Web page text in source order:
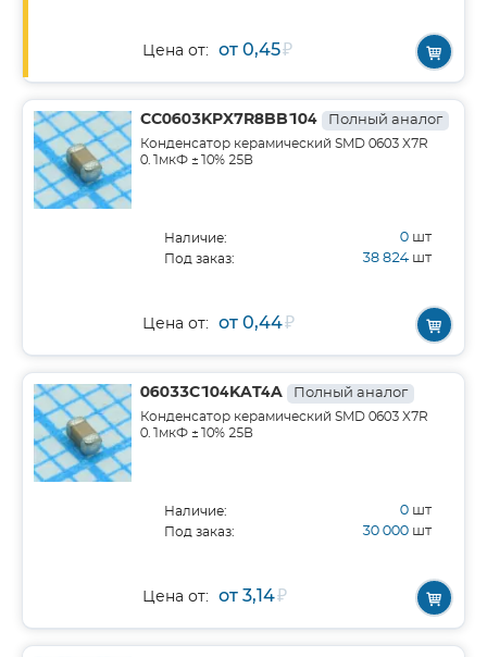
Цена от: от 0,45₽
CC0603KPX7R8BB104 Полный аналог
Конденсатор керамический SMD 0603 X7R
0.1мкФ ±10% 25В
Наличие: 0 шт
Под заказ: 38 824 шт
Цена от: от 0,44₽
06033C104KAT4A Полный аналог
Конденсатор керамический SMD 0603 X7R
0.1мкФ ±10% 25В
Наличие: 0 шт
Под заказ: 30 000 шт
Цена от: от 3,14₽